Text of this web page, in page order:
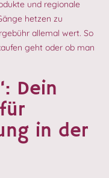
und regionale
hetzen zu
allemal wert. So
geht oder ob man
Dein
in der